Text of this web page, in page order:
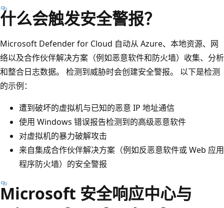
什么会触发安全警报？
Microsoft Defender for Cloud 自动从 Azure、本地资源、网
络以及合作伙伴解决方案（例如恶意软件和防火墙）收集、分析
和整合日志数据。 检测到威胁时会创建安全警报。 以下是检测
的示例：
遭到破坏的虚拟机与已知的恶意 IP 地址通信
使用 Windows 错误报告检测到的高级恶意软件
对虚拟机的暴力破解攻击
来自集成合作伙伴解决方案（例如反恶意软件或 Web 应用
程序防火墙）的安全警报
Microsoft 安全响应中心与